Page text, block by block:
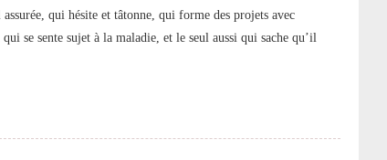
qui hésite et tâtonne, qui forme des projets avec
se sente sujet à la maladie, et le seul aussi qui sache qu’il